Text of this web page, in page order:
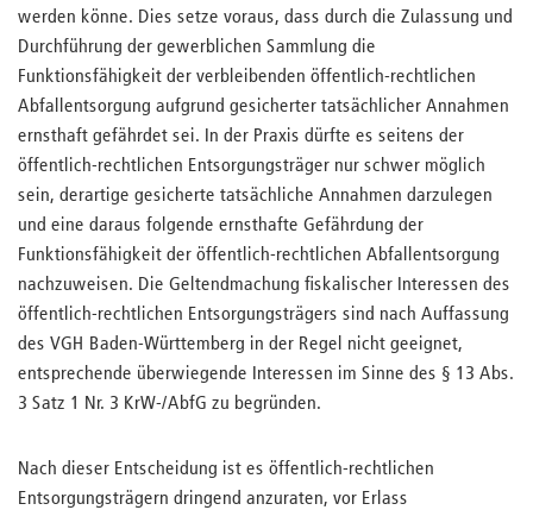
werden könne. Dies setze voraus, dass durch die Zulassung und
Durchführung der gewerblichen Sammlung die
Funktionsfähigkeit der verbleibenden öffentlich-rechtlichen
Abfallentsorgung aufgrund gesicherter tatsächlicher Annahmen
ernsthaft gefährdet sei. In der Praxis dürfte es seitens der
öffentlich-rechtlichen Entsorgungsträger nur schwer möglich
sein, derartige gesicherte tatsächliche Annahmen darzulegen
und eine daraus folgende ernsthafte Gefährdung der
Funktionsfähigkeit der öffentlich-rechtlichen Abfallentsorgung
nachzuweisen. Die Geltendmachung fiskalischer Interessen des
öffentlich-rechtlichen Entsorgungsträgers sind nach Auffassung
des VGH Baden-Württemberg in der Regel nicht geeignet,
entsprechende überwiegende Interessen im Sinne des § 13 Abs.
3 Satz 1 Nr. 3 KrW-/AbfG zu begründen.
Nach dieser Entscheidung ist es öffentlich-rechtlichen
Entsorgungsträgern dringend anzuraten, vor Erlass